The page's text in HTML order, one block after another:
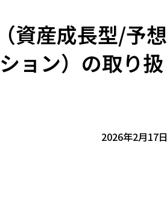
資産成長型/予想
ョン）の取り扱
2026年2月17日